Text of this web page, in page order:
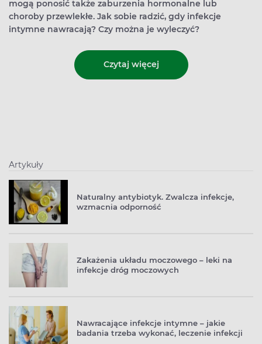
mogą ponosić także zaburzenia hormonalne lub
choroby przewlekłe. Jak sobie radzić, gdy infekcje
intymne nawracają? Czy można je wyleczyć?
Czytaj więcej
Artykuły
Naturalny antybiotyk. Zwalcza infekcje,
wzmacnia odporność
Zakażenia układu moczowego – leki na
infekcje dróg moczowych
Nawracające infekcje intymne – jakie
badania trzeba wykonać, leczenie infekcji